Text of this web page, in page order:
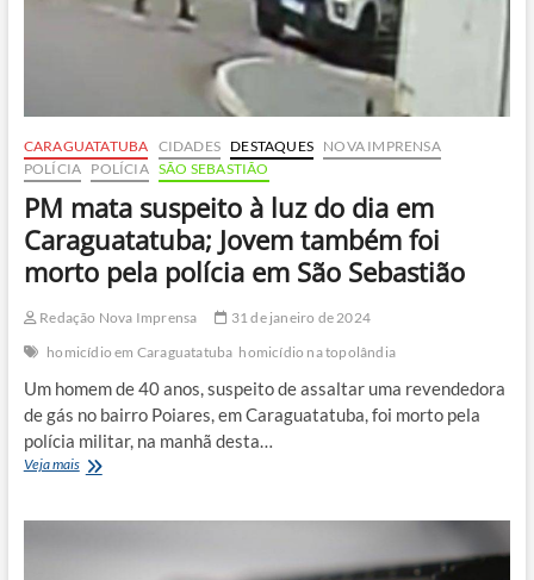
CARAGUATATUBA CIDADES DESTAQUES
NOVA IMPRENSA
POLÍCIA POLÍCIA SÃO SEBASTIÃO
PM mata suspeito à luz do dia em
Caraguatatuba; Jovem também foi
morto pela polícia em São Sebastião
Redação Nova Imprensa
31 de janeiro de 2024
homicídio em Caraguatatuba homicídio na topolândia
Um homem de 40 anos, suspeito de assaltar uma revendedora
de gás no bairro Poiares, em Caraguatatuba, foi morto pela
polícia militar, na manhã desta…
Veja maisPM
à